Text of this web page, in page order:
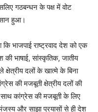
गठबन्धन के पक्ष में वोट
हुआ।
कि भाजपाई राष्ट्रवाद देश को एक
भाषाई, सांस्कृतिक, जातीय
क्षेत्रीय दलों के खात्मे के बिना
की मजबूती क्षेत्रीय दलों की
कांग्रेस की मजबूती के लिए
और साझा प्रयासों से ही देश